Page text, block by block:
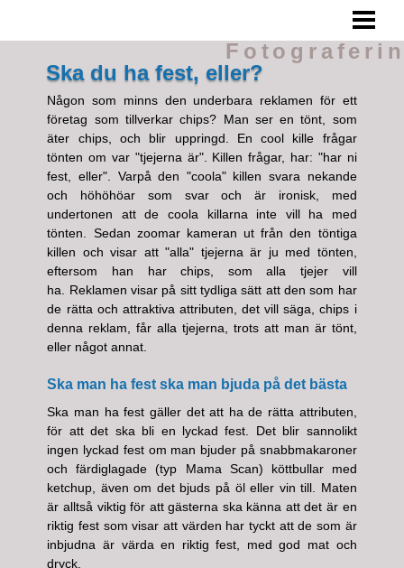
TA BRA BILDER
UNDVIK DÅLIGA BILDER
BLOGG
Ska du ha fest, eller?
Någon som minns den underbara reklamen för ett
företag som tillverkar chips? Man ser en tönt, som
äter chips, och blir uppringd. En cool kille frågar
tönten om var "tjejerna är". Killen frågar, har: "har ni
fest, eller". Varpå den "coola" killen svara nekande
och höhöhöar som svar och är ironisk, med
undertonen att de coola killarna inte vill ha med
tönten. Sedan zoomar kameran ut från den töntiga
killen och visar att "alla" tjejerna är ju med tönten,
eftersom han har chips, som alla tjejer vill
ha. Reklamen visar på sitt tydliga sätt att den som har
de rätta och attraktiva attributen, det vill säga, chips i
denna reklam, får alla tjejerna, trots att man är tönt,
eller något annat.
Ska man ha fest ska man bjuda på det bästa
Ska man ha fest gäller det att ha de rätta attributen,
för att det ska bli en lyckad fest. Det blir sannolikt
ingen lyckad fest om man bjuder på snabbmakaroner
och färdiglagade (typ Mama Scan) köttbullar med
ketchup, även om det bjuds på öl eller vin till. Maten
är alltså viktig för att gästerna ska känna att det är en
riktig fest som visar att värden har tyckt att de som är
inbjudna är värda en riktig fest, med god mat och
dryck.